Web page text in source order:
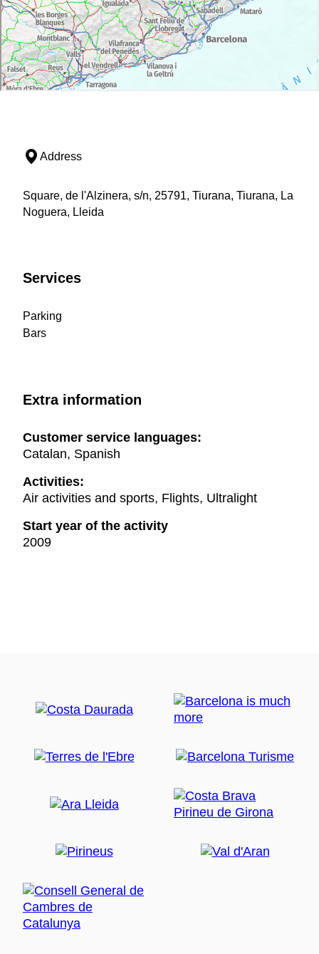
Address
Square, de l'Alzinera, s/n, 25791, Tiurana, Tiurana, La
Noguera, Lleida
Services
Parking
Bars
Extra information
Customer service languages:
Catalan, Spanish
Activities:
Air activities and sports, Flights, Ultralight
Start year of the activity
2009